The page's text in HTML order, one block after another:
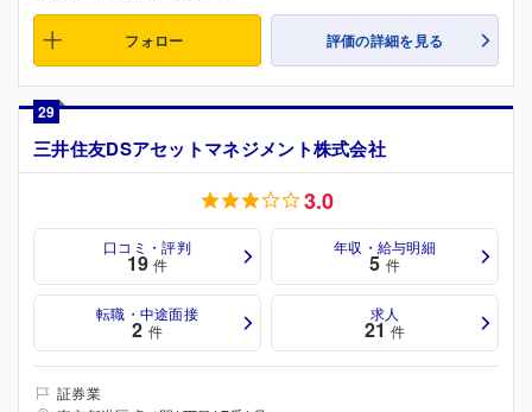
フォロー 評価の詳細を見る
29
三井住友DSアセットマネジメント株式会社
3.0
口コミ・評判
19 件
年収・給与明細
5 件
転職・中途面接
2 件
求人
21 件
証券業